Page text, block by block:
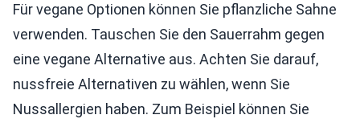
Für vegane Optionen können Sie pflanzliche Sahne
verwenden. Tauschen Sie den Sauerrahm gegen
eine vegane Alternative aus. Achten Sie darauf,
nussfreie Alternativen zu wählen, wenn Sie
Nussallergien haben. Zum Beispiel können Sie